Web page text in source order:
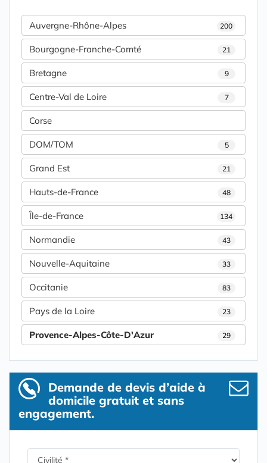
Auvergne-Rhône-Alpes 200
Bourgogne-Franche-Comté 21
Bretagne 9
Centre-Val de Loire 7
Corse
DOM/TOM 5
Grand Est 21
Hauts-de-France 48
Île-de-France 134
Normandie 43
Nouvelle-Aquitaine 33
Occitanie 83
Pays de la Loire 23
Provence-Alpes-Côte-D'Azur 29
Demande de devis d’aide à
domicile gratuit et sans
engagement.